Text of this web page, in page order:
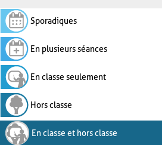
Sporadiques
En plusieurs séances
En classe seulement
Hors classe
En classe et hors classe